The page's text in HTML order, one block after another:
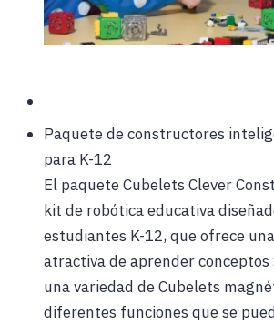
Paquete de constructores
para K-12
El paquete Cubelets Clever
kit de robótica educativa
estudiantes K-12, que ofrece
atractiva de aprender conceptos
una variedad de Cubelets
diferentes funciones que se